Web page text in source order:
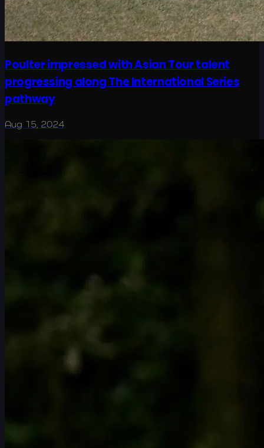
Poulter impressed with Asian Tour talent
progressing along The International Series
pathway
Aug 15, 2024